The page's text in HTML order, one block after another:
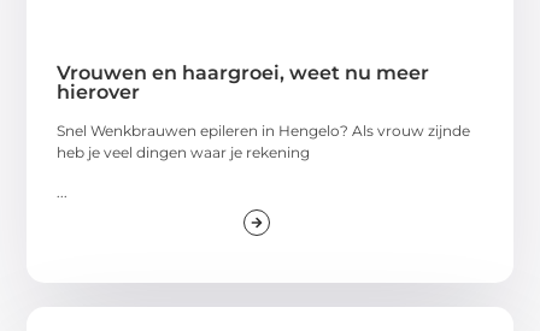
Vrouwen en haargroei, weet nu meer
hierover
Snel Wenkbrauwen epileren in Hengelo? Als vrouw zijnde
heb je veel dingen waar je rekening